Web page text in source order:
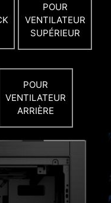
POUR
VENTILATEUR
SUPÉRIEUR
POUR
VENTILATEUR
ARRIÈRE
pour
vous le voulez.